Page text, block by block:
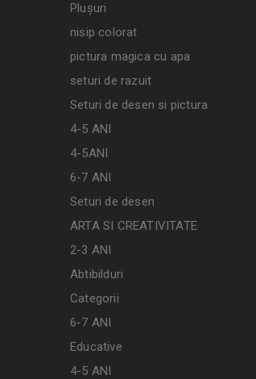
Plușuri
nisip colorat
pictura magica cu apa
seturi de razuit
Seturi de desen si pictura
4-5 ANI
4-5ANI
6-7 ANI
Seturi de desen
ARTA SI CREATIVITATE
2-3 ANI
Abtibilduri
Categorii
6-7 ANI
Educative
4-5 ANI